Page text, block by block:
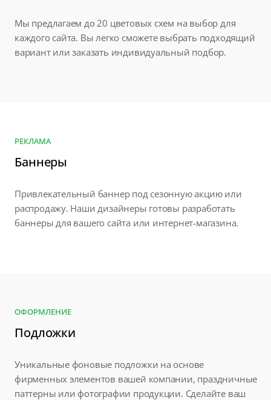
Мы предлагаем до 20 цветовых схем на выбор для
каждого сайта. Вы легко сможете выбрать подходящий
вариант или заказать индивидуальный подбор.
РЕКЛАМА
Баннеры
Привлекательный баннер под сезонную акцию или
распродажу. Наши дизайнеры готовы разработать
баннеры для вашего сайта или интернет-магазина.
ОФОРМЛЕНИЕ
Подложки
Уникальные фоновые подложки на основе
фирменных элементов вашей компании, праздничные
паттерны или фотографии продукции. Сделайте ваш